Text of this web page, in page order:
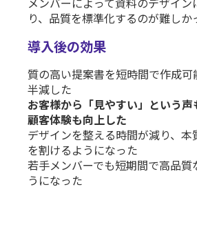
メンバーによって資料のデザイン
り、品質を標準化するのが難しか
導入後の効果
質の高い提案書を短時間で作成可
半減した
お客様から「見やすい」という声
顧客体験も向上した
デザインを整える時間が減り、本
を割けるようになった
若手メンバーでも短期間で高品質
うになった